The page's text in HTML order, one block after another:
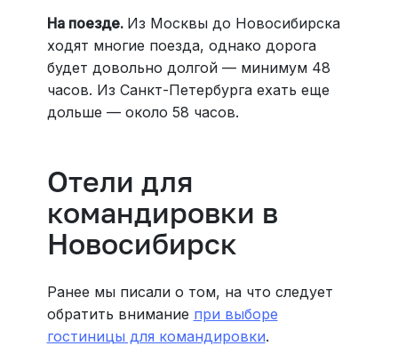
На поезде. Из Москвы до Новосибирска
ходят многие поезда, однако дорога
будет довольно долгой — минимум 48
часов. Из Санкт-Петербурга ехать еще
дольше — около 58 часов.
Отели для
командировки в
Новосибирск
Ранее мы писали о том, на что следует
обратить внимание при выборе
гостиницы для командировки.